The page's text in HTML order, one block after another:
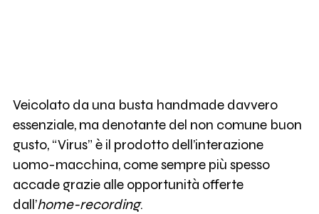
Veicolato da una busta handmade davvero
essenziale, ma denotante del non comune buon
gusto, “Virus” è il prodotto dell’interazione
uomo-macchina, come sempre più spesso
accade grazie alle opportunità offerte
dall’home-recording.